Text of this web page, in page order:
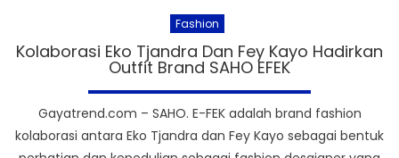
Fashion
Kolaborasi Eko Tjandra Dan Fey Kayo Hadirkan
Outfit Brand SAHO EFEK
Gayatrend.com – SAHO. E-FEK adalah brand fashion
kolaborasi antara Eko Tjandra dan Fey Kayo sebagai bentuk